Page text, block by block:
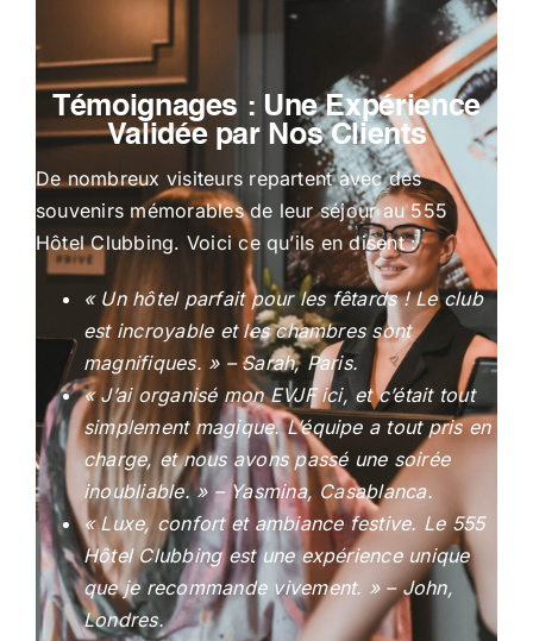
Témoignages : Une Expérience
Validée par Nos Clients
De nombreux visiteurs repartent avec des
souvenirs mémorables de leur séjour au 555
Hôtel Clubbing. Voici ce qu’ils en disent :
« Un hôtel parfait pour les fêtards ! Le club
est incroyable et les chambres sont
magnifiques. » – Sarah, Paris.
« J’ai organisé mon EVJF ici, et c’était tout
simplement magique. L’équipe a tout pris en
charge, et nous avons passé une soirée
inoubliable. » – Yasmina, Casablanca.
« Luxe, confort et ambiance festive. Le 555
Hôtel Clubbing est une expérience unique
que je recommande vivement. » – John,
Londres.